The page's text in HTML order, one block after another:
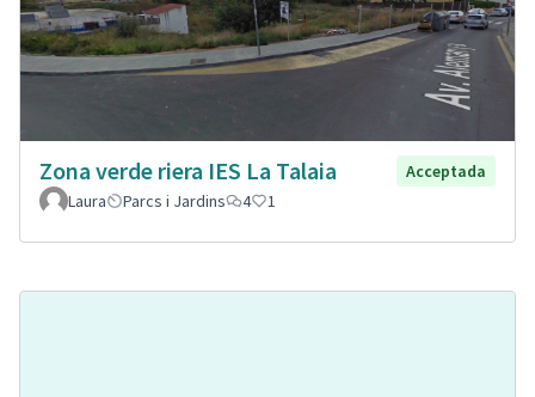
Zona verde riera IES La Talaia
Acceptada
Laura
Parcs i Jardins 4 1